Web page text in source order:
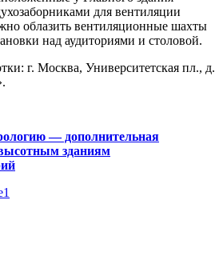
для вентиляции
облазить вентиляционные шахты
над аудиториями и столовой.
г. Москва, Университетская пл., д.
— дополнительная
зданиям